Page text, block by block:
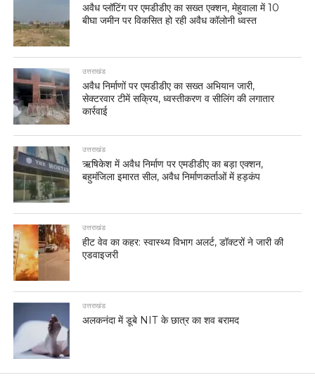
अवैध प्लॉटिंग पर एमडीडीए का सख्त एक्शन, मेहुवाला में 10
बीघा जमीन पर विकसित हो रही अवैध कॉलोनी ध्वस्त
उत्तराखंड
अवैध निर्माणों पर एमडीडीए का सख्त अभियान जारी,
सेक्टरवार टीमें सक्रिय, ध्वस्तीकरण व सीलिंग की लगातार
कार्रवाई
उत्तराखंड
ऋषिकेश में अवैध निर्माण पर एमडीडीए का बड़ा एक्शन,
बहुमंजिला इमारत सील, अवैध निर्माणकर्ताओं में हड़कंप
उत्तराखंड
हीट वेव का कहर: स्वास्थ्य विभाग अलर्ट, डॉक्टरों ने जारी की
एडवाइजरी
उत्तराखंड
अलकनंदा में डूबे NIT के छात्र का शव बरामद